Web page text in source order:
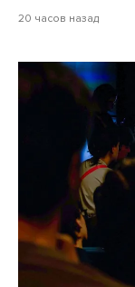
20 часов назад